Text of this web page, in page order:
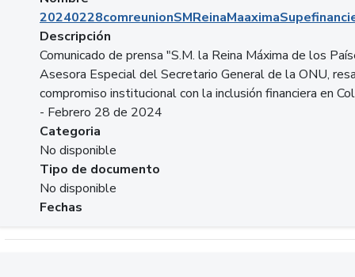
Descripción
Comunicado de prensa "S.M. la Reina Máxima de los
Asesora Especial del Secretario General de la ONU,
compromiso institucional con la inclusión financiera en
- Febrero 28 de 2024
Categoria
No disponible
Tipo de documento
No disponible
Fechas